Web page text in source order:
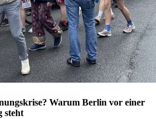
Warum Berlin vor einer
steht